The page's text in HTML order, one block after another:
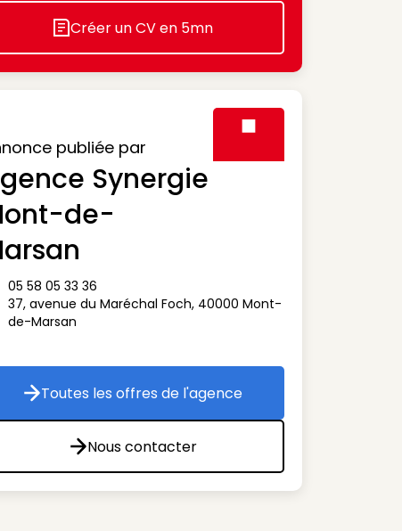
Icon decorative
Créer un CV en 5mn
publiée par
Synergie
de-
téléphone
05 58 05 33 36
adresse
37, avenue du Maréchal Foch, 40000 Mont-
de-Marsan
Toutes les offres de l'agence
Toutes les offres de l'agence
Nous contacter
Nous contacter